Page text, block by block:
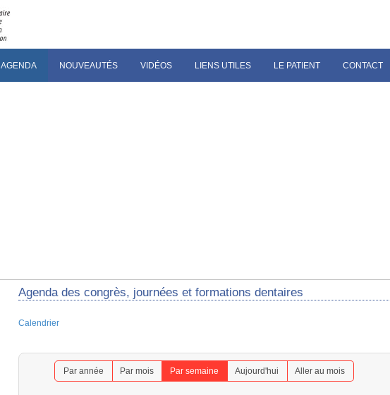
AGENDA NOUVEAUTÉS VIDÉOS LIENS UTILES LE PATIENT CONTACT
Agenda des congrès, journées et formations dentaires
Calendrier
Par année Par mois Par semaine Aujourd'hui Aller au mois